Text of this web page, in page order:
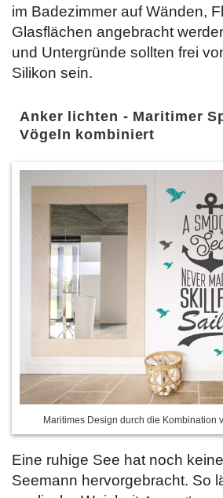
im Badezimmer auf Wänden,
Glasflächen angebracht
und Untergründe sollten frei
Silikon sein.
Anker lichten - Maritimer
Vögeln kombiniert
Maritimes Design durch die Kombination
Eine ruhige See hat noch
Seemann hervorgebracht. So